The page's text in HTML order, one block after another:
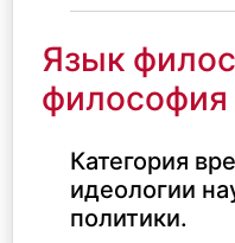
Язык
философия
Категория
идеологии
политики.